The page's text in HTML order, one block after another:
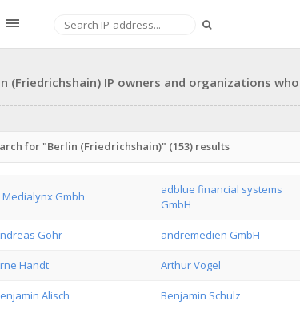
(Friedrichshain) IP owners and organizations
for "Berlin (Friedrichshain)" (153) results
Medialynx Gmbh
adblue financial systems
GmbH
Gohr andremedien GmbH
Handt Arthur Vogel
Alisch Benjamin Schulz